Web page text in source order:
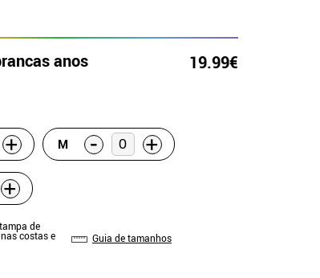
anos 19.99€
+ M - +
+
de
costas e Guia de tamanhos